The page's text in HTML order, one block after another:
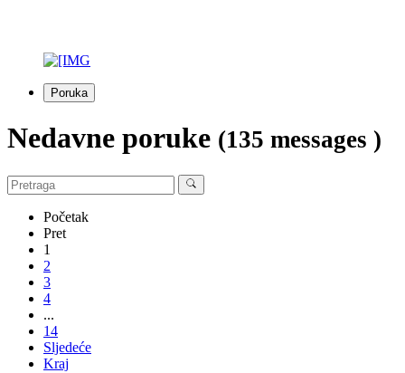
Poruka
Nedavne poruke (135 messages )
Početak
Pret
1
2
3
4
...
14
Sljedeće
Kraj